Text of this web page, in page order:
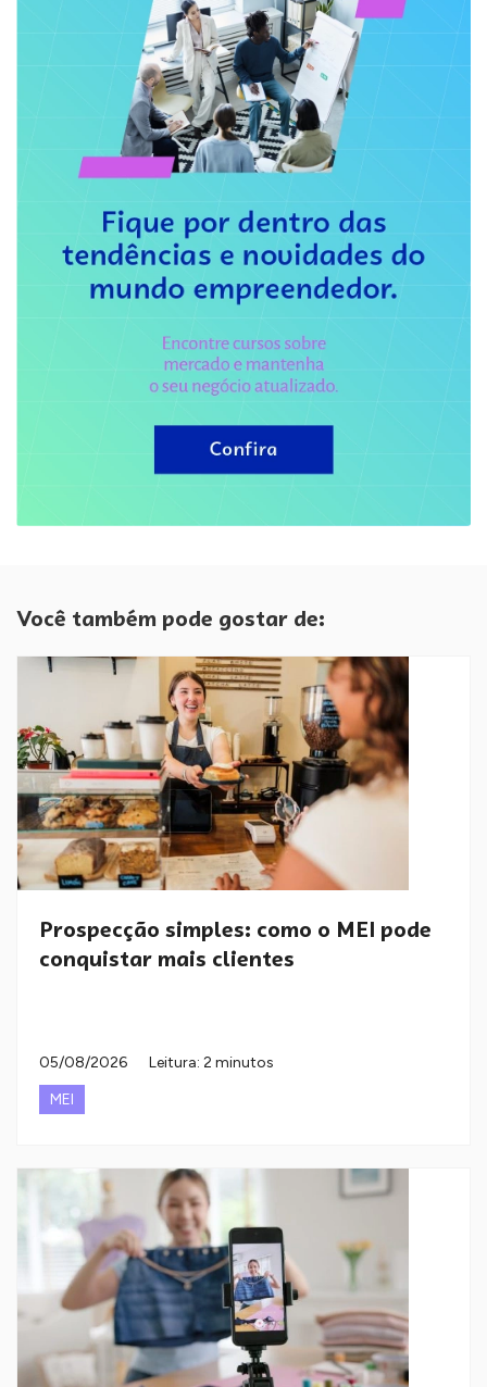
Você também pode gostar de:
Prospecção simples: como o MEI pode
conquistar mais clientes
05/08/2026
Leitura: 2 minutos
MEI